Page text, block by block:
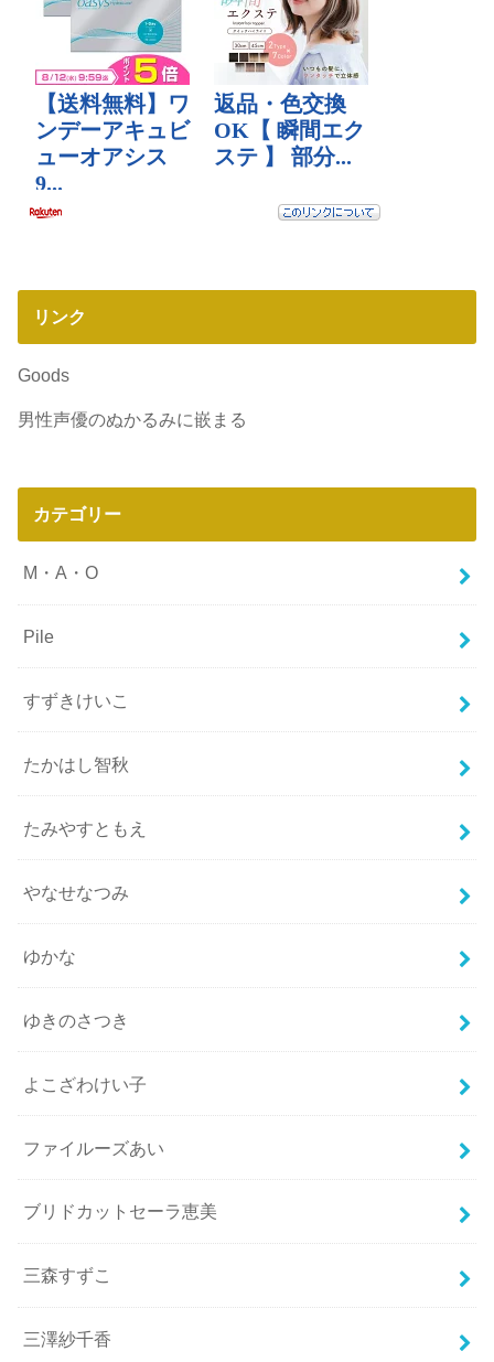
リンク
Goods
男性声優のぬかるみに嵌まる
カテゴリー
M・A・O
Pile
すずきけいこ
たかはし智秋
たみやすともえ
やなせなつみ
ゆかな
ゆきのさつき
よこざわけい子
ファイルーズあい
ブリドカットセーラ恵美
三森すずこ
三澤紗千香